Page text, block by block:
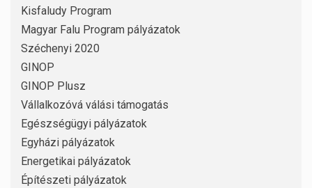
Kisfaludy Program
Magyar Falu Program pályázatok
Széchenyi 2020
GINOP
GINOP Plusz
Vállalkozóvá válási támogatás
Egészségügyi pályázatok
Egyházi pályázatok
Energetikai pályázatok
Építészeti pályázatok